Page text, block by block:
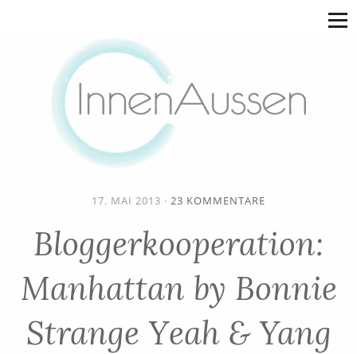
17. MAI 2013 · 23 KOMMENTARE
Bloggerkooperation:
Manhattan by Bonnie
Strange Yeah & Yang